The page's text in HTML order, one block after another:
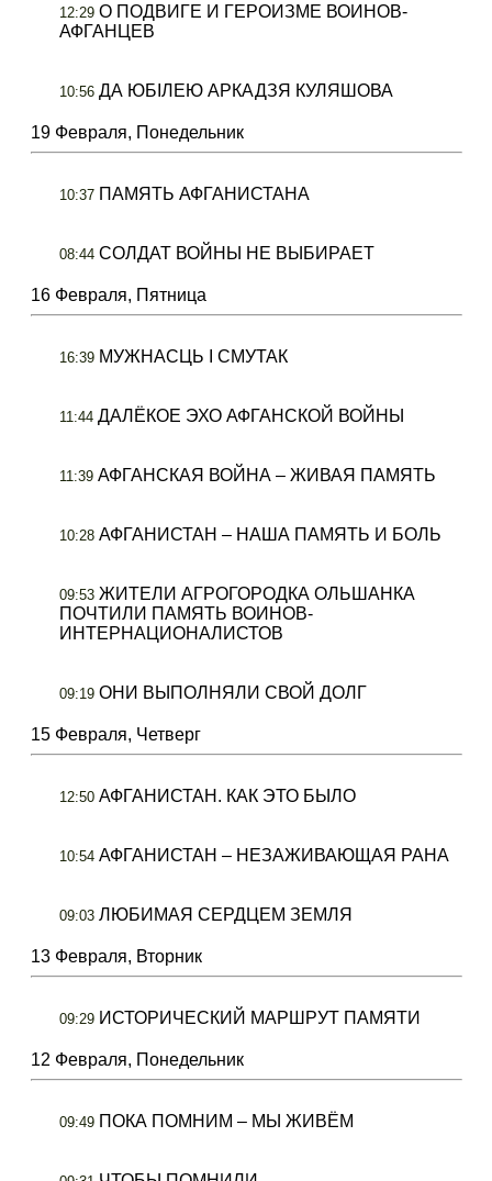
12:29 О ПОДВИГЕ И ГЕРОИЗМЕ ВОИНОВ-
АФГАНЦЕВ
10:56 ДА ЮБІЛЕЮ АРКАДЗЯ КУЛЯШОВА
19 Февраля, Понедельник
10:37 ПАМЯТЬ АФГАНИСТАНА
08:44 СОЛДАТ ВОЙНЫ НЕ ВЫБИРАЕТ
16 Февраля, Пятница
16:39 МУЖНАСЦЬ І СМУТАК
11:44 ДАЛЁКОЕ ЭХО АФГАНСКОЙ ВОЙНЫ
11:39 АФГАНСКАЯ ВОЙНА – ЖИВАЯ ПАМЯТЬ
10:28 АФГАНИСТАН – НАША ПАМЯТЬ И БОЛЬ
09:53 ЖИТЕЛИ АГРОГОРОДКА ОЛЬШАНКА
ПОЧТИЛИ ПАМЯТЬ ВОИНОВ-
ИНТЕРНАЦИОНАЛИСТОВ
09:19 ОНИ ВЫПОЛНЯЛИ СВОЙ ДОЛГ
15 Февраля, Четверг
12:50 АФГАНИСТАН. КАК ЭТО БЫЛО
10:54 АФГАНИСТАН – НЕЗАЖИВАЮЩАЯ РАНА
09:03 ЛЮБИМАЯ СЕРДЦЕМ ЗЕМЛЯ
13 Февраля, Вторник
09:29 ИСТОРИЧЕСКИЙ МАРШРУТ ПАМЯТИ
12 Февраля, Понедельник
09:49 ПОКА ПОМНИМ – МЫ ЖИВЁМ